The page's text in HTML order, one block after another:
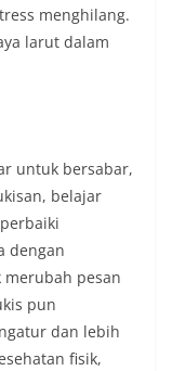
menghilang.
larut dalam
untuk bersabar,
belajar
dengan
pesan
pun
dan lebih
fisik,